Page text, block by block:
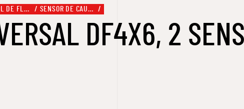
CONTROL DE FLUIDOS SENSOR DE CAUDAL
DF4X6, 2